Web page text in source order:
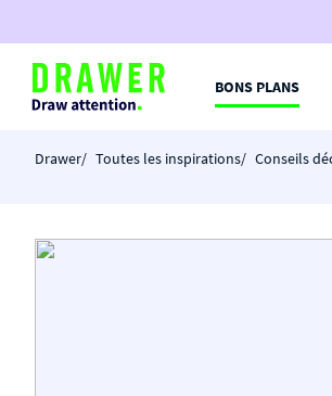
BONS PLANS
Drawer Toutes les inspirations Conseils